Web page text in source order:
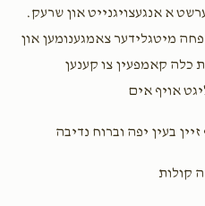
$7,200.00
א אנגעצויגנייט און שרעק.
מיטגלידער צאמגענומען און
כלה קאמפעין צו קענען
אויף אים
בעין יפה וברוח נדיבה
קולות